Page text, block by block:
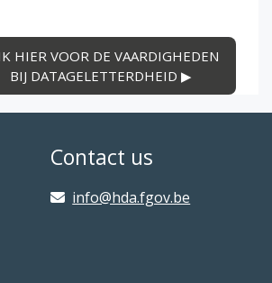
HIER VOOR DE VAARDIGHEDEN
BIJ DATAGELETTERDHEID ▶︎
Contact us
info@hda.fgov.be